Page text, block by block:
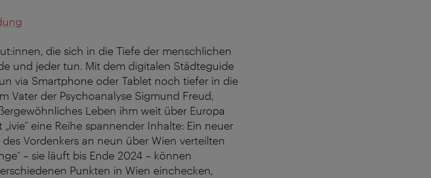
die sich in die Tiefe der menschlichen
und jeder tun. Mit dem digitalen Städteguide
via Smartphone oder Tablet noch tiefer in die
Vater der Psychoanalyse Sigmund Freud,
Leben ihm weit über Europa
eine Reihe spannender Inhalte: Ein neuer
Vordenkers an neun über Wien verteilten
– sie läuft bis Ende 2024 – können
Punkten in Wien einchecken,